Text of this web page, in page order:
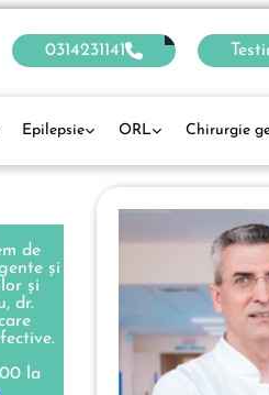
0314231141
Epilepsie ORL Chirurgie
de
și
și
dr.
la